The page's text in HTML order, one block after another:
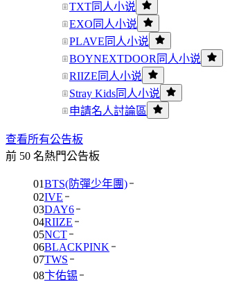
TXT同人小说
EXO同人小说
PLAVE同人小说
BOYNEXTDOOR同人小说
RIIZE同人小说
Stray Kids同人小说
申請名人討論區
查看所有公告板
前 50 名熱門公告板
01BTS(防彈少年團)
02IVE
03DAY6
04RIIZE
05NCT
06BLACKPINK
07TWS
08卞佑锡